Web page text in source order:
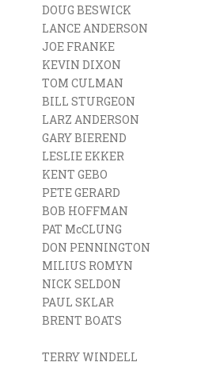
DOUG BESWICK
LANCE ANDERSON
JOE FRANKE
KEVIN DIXON
TOM CULMAN
BILL STURGEON
LARZ ANDERSON
GARY BIEREND
LESLIE EKKER
KENT GEBO
PETE GERARD
BOB HOFFMAN
PAT McCLUNG
DON PENNINGTON
MILIUS ROMYN
NICK SELDON
PAUL SKLAR
BRENT BOATS
TERRY WINDELL